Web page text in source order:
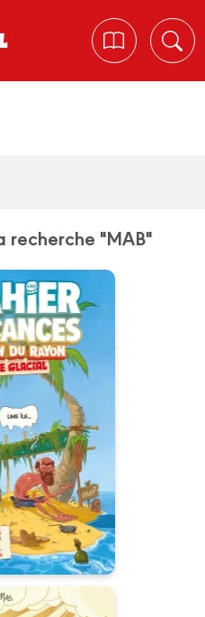
recherche "MAB"
de
le plus
par
de parution :
pour les
!